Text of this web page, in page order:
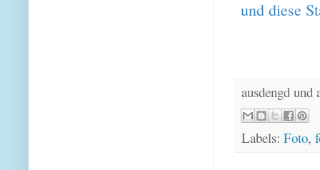
und diese
ausdengd
Labels: Foto,